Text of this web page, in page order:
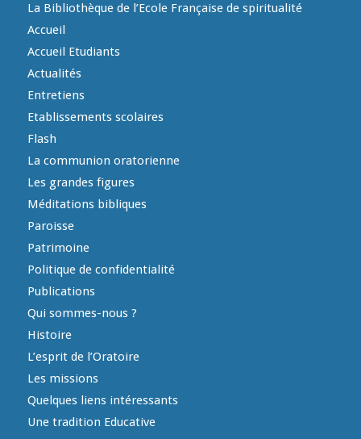
La Bibliothèque de l’Ecole Française de spiritualité
Accueil
Accueil Etudiants
Actualités
Entretiens
Etablissements scolaires
Flash
La communion oratorienne
Les grandes figures
Méditations bibliques
Paroisse
Patrimoine
Politique de confidentialité
Publications
Qui sommes-nous ?
Histoire
L’esprit de l’Oratoire
Les missions
Quelques liens intéressants
Une tradition Educative